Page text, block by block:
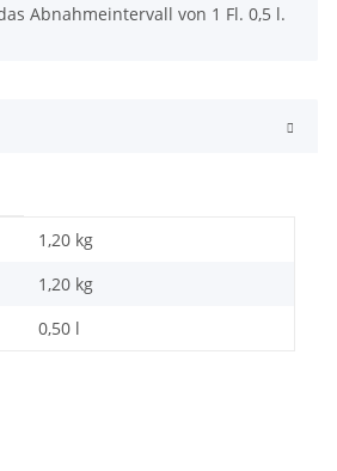
Abnahmeintervall von 1 Fl. 0,5 l.
1,20 kg
1,20 kg
0,50 l